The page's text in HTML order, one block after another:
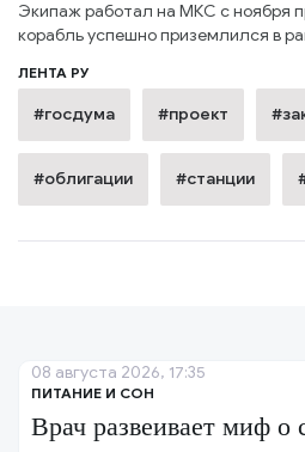
Экипаж работал на МКС с ноября
корабль успешно приземлился в
ЛЕНТА РУ
#госдума #проект
#облигации #станции
ПИТАНИЕ И СОН
Врач развеивает миф о
08 августа 2026, 17:35